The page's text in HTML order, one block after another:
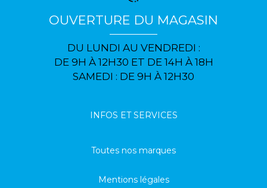
OUVERTURE DU MAGASIN
DU LUNDI AU VENDREDI :
DE 9H À 12H30 ET DE 14H À 18H
SAMEDI : DE 9H À 12H30
INFOS ET SERVICES
Toutes nos marques
Mentions légales